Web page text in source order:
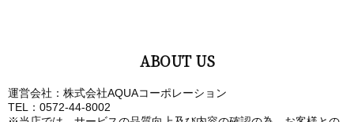
ABOUT US
運営会社：株式会社AQUAコーポレーション
TEL：0572-44-8002